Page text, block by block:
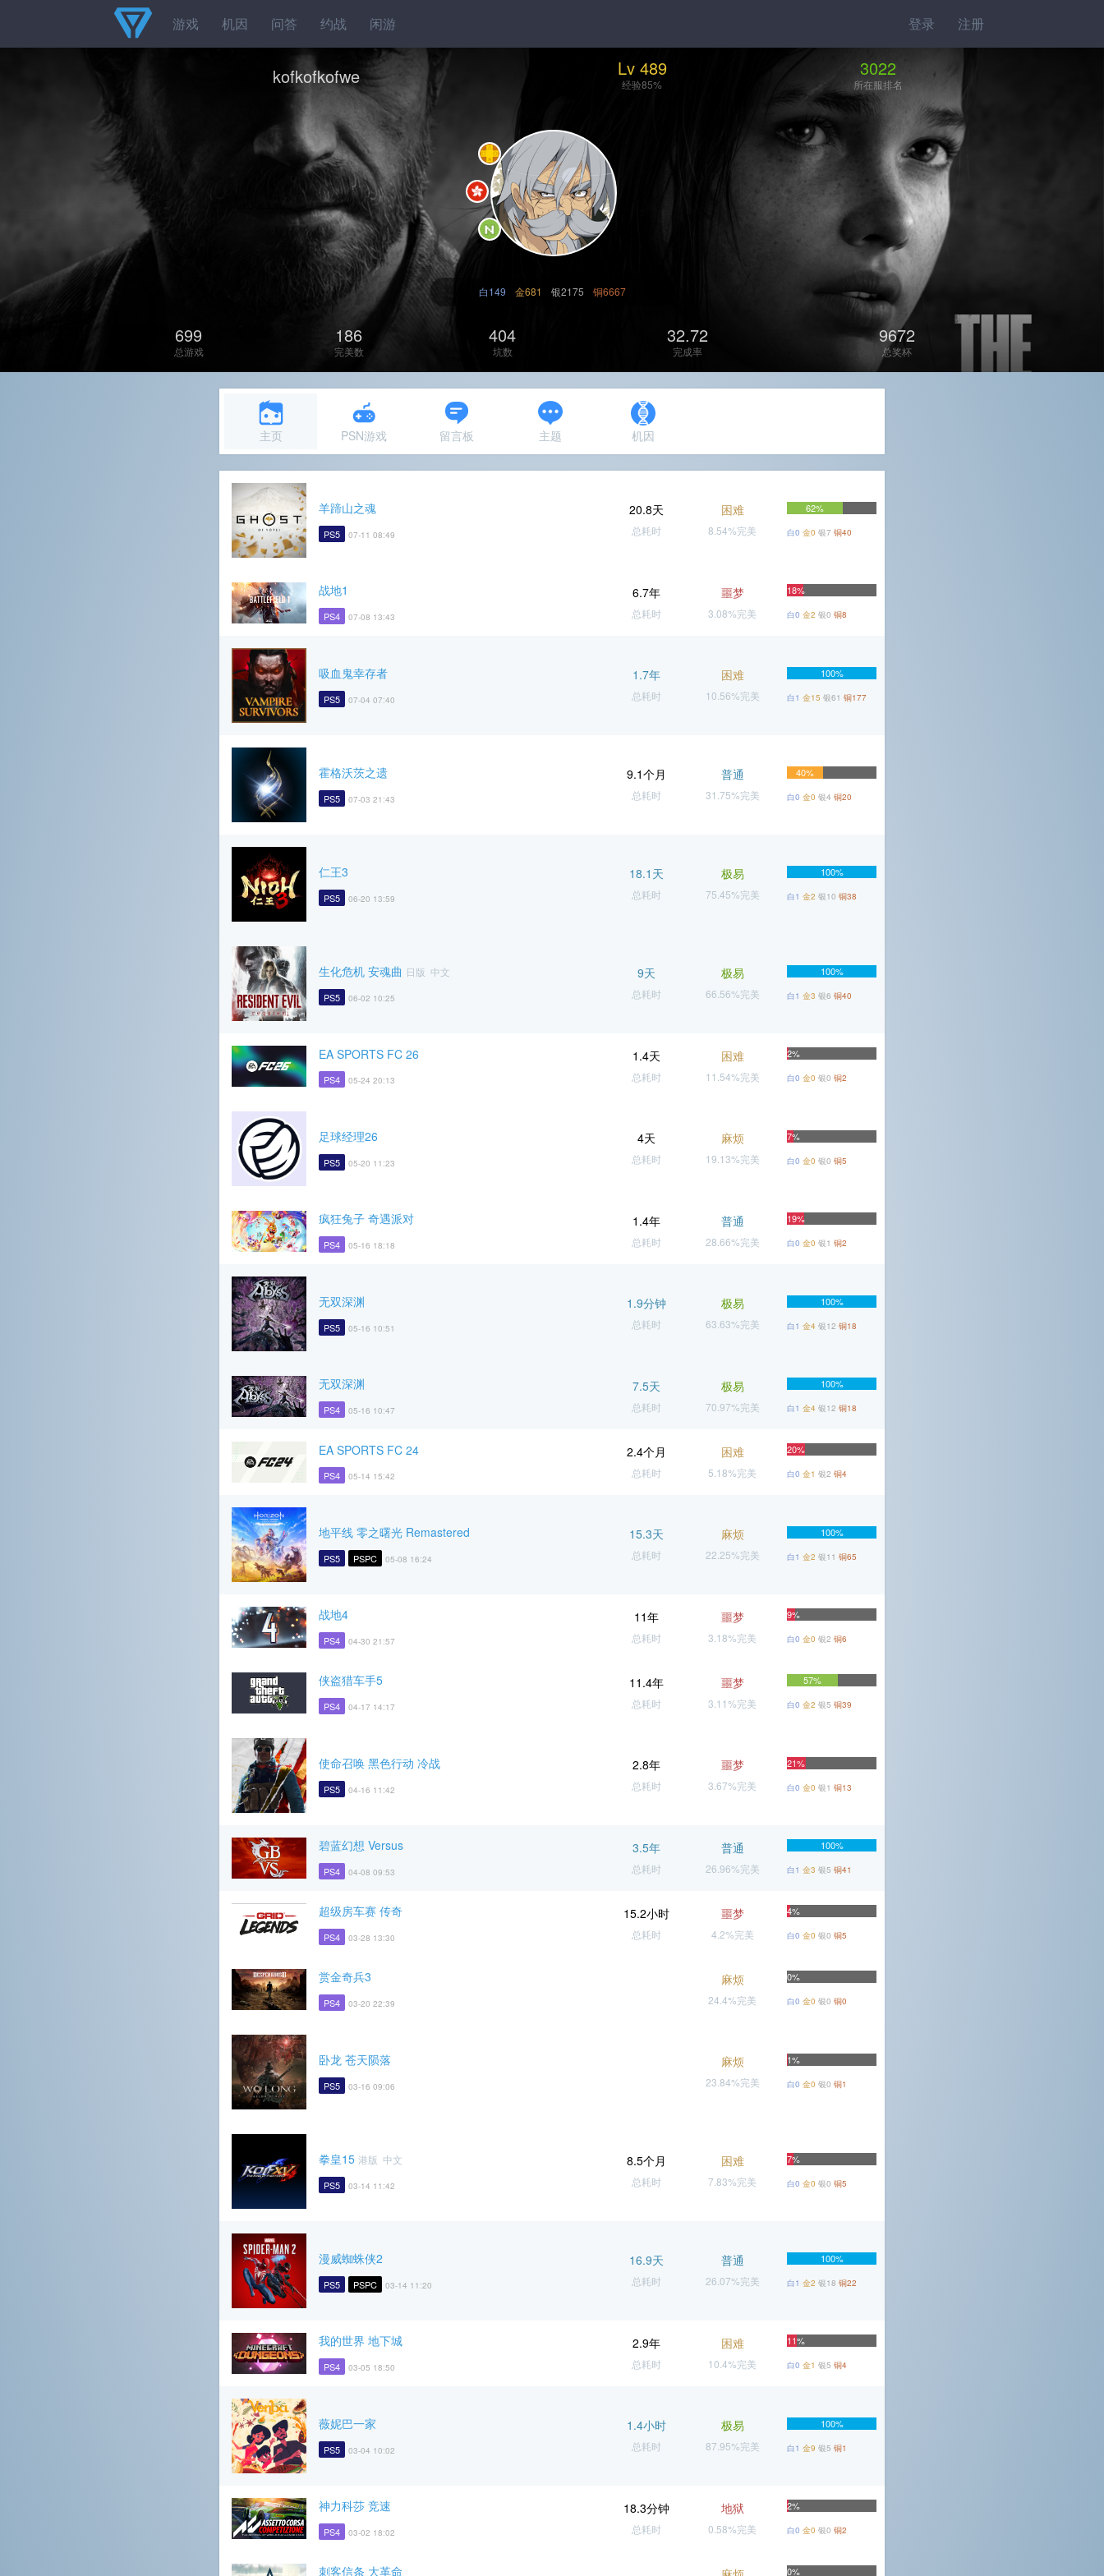
登录 注册
游戏 机因 问答 约战 闲游
kofkofkofwe Lv 489
经验85%
3022
所在服排名
白149 金681 银2175 铜6667
699
总游戏
186
完美数
404
坑数
32.72
完成率
9672
总奖杯
主页 PSN游戏 留言板 主题 机因
羊蹄山之魂
PS5 07-11 08:49
20.8天
总耗时
困难
8.54%完美
62%
白0 金0 银7 铜40
战地1
PS4 07-08 13:43
6.7年
总耗时
噩梦
3.08%完美
18%
白0 金2 银0 铜8
吸血鬼幸存者
PS5 07-04 07:40
1.7年
总耗时
困难
10.56%完美
100%
白1 金15 银61 铜177
霍格沃茨之遗
PS5 07-03 21:43
9.1个月
总耗时
普通
31.75%完美
40%
白0 金0 银4 铜20
仁王3
PS5 06-20 13:59
18.1天
总耗时
极易
75.45%完美
100%
白1 金2 银10 铜38
生化危机 安魂曲 日版 中文
PS5 06-02 10:25
9天
总耗时
极易
66.56%完美
100%
白1 金3 银6 铜40
EA SPORTS FC 26
PS4 05-24 20:13
1.4天
总耗时
困难
11.54%完美
2%
白0 金0 银0 铜2
足球经理26
PS5 05-20 11:23
4天
总耗时
麻烦
19.13%完美
7%
白0 金0 银0 铜5
疯狂兔子 奇遇派对
PS4 05-16 18:18
1.4年
总耗时
普通
28.66%完美
19%
白0 金0 银1 铜2
无双深渊
PS5 05-16 10:51
1.9分钟
总耗时
极易
63.63%完美
100%
白1 金4 银12 铜18
无双深渊
PS4 05-16 10:47
7.5天
总耗时
极易
70.97%完美
100%
白1 金4 银12 铜18
EA SPORTS FC 24
PS4 05-14 15:42
2.4个月
总耗时
困难
5.18%完美
20%
白0 金1 银2 铜4
地平线 零之曙光 Remastered
PS5 PSPC 05-08 16:24
15.3天
总耗时
麻烦
22.25%完美
100%
白1 金2 银11 铜65
战地4
PS4 04-30 21:57
11年
总耗时
噩梦
3.18%完美
9%
白0 金0 银2 铜6
侠盗猎车手5
PS4 04-17 14:17
11.4年
总耗时
噩梦
3.11%完美
57%
白0 金2 银5 铜39
使命召唤 黑色行动 冷战
PS5 04-16 11:42
2.8年
总耗时
噩梦
3.67%完美
21%
白0 金0 银1 铜13
碧蓝幻想 Versus
PS4 04-08 09:53
3.5年
总耗时
普通
26.96%完美
100%
白1 金3 银5 铜41
超级房车赛 传奇
PS4 03-28 13:30
15.2小时
总耗时
噩梦
4.2%完美
4%
白0 金0 银0 铜5
赏金奇兵3
PS4 03-20 22:39
麻烦
24.4%完美
0%
白0 金0 银0 铜0
卧龙 苍天陨落
PS5 03-16 09:06
麻烦
23.84%完美
1%
白0 金0 银0 铜1
拳皇15 港版 中文
PS5 03-14 11:42
8.5个月
总耗时
困难
7.83%完美
7%
白0 金0 银0 铜5
漫威蜘蛛侠2
PS5 PSPC 03-14 11:20
16.9天
总耗时
普通
26.07%完美
100%
白1 金2 银18 铜22
我的世界 地下城
PS4 03-05 18:50
2.9年
总耗时
困难
10.4%完美
11%
白0 金1 银5 铜4
薇妮巴一家
PS5 03-04 10:02
1.4小时
总耗时
极易
87.95%完美
100%
白1 金9 银5 铜1
神力科莎 竞速
PS4 03-02 18:02
18.3分钟
总耗时
地狱
0.58%完美
2%
白0 金0 银0 铜2
刺客信条 大革命 0%